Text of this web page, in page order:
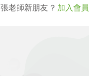
張老師新朋友 ? 加入會員